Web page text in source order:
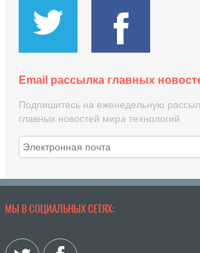
Email рассылка главных
Подпишитесь на еженедельную
главных новостей мира технологий
МЫ В СОЦИАЛЬНЫХ СЕТЯХ: